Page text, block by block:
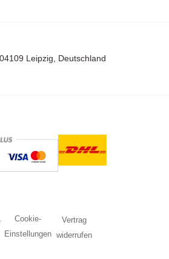
Leipzig, Deutschland
Cookie-
Einstellungen
Vertrag
widerrufen